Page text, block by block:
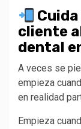
cliente
dental
A veces se
empieza
en realidad
Empieza